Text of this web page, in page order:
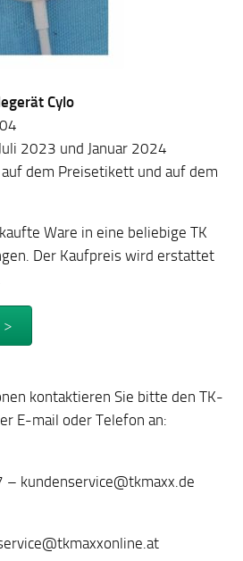
Cylo
2023 und Januar 2024
dem Preisetikett und auf dem
Ware in eine beliebige TK
Der Kaufpreis wird erstattet
>
kontaktieren Sie bitte den TK-
E-mail oder Telefon an:
kundenservice@tkmaxx.de